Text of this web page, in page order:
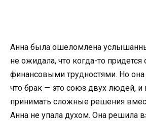
Анна была ошеломлена
не ожидала, что когда-то придется
финансовыми трудностями. Но
что брак — это союз двух людей, и
принимать сложные решения
Анна не упала духом. Она решила